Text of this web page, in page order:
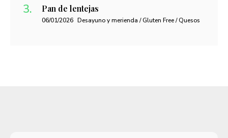
Pan de lentejas
06/01/2026 Desayuno y merienda / Gluten Free / Quesos